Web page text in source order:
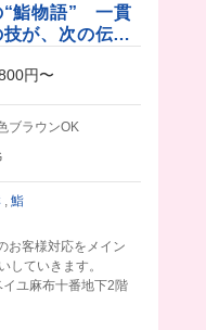
“鮨物語” 一貫
が、次の伝統
円〜
ブラウンOK
鮨
お客様対応をメイン
していきます。
ユ麻布十番地下2階